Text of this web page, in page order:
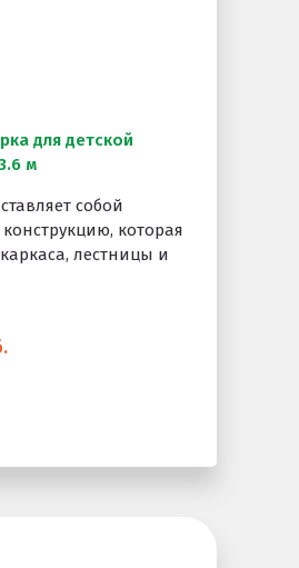
для детской
м
собой
которая
лестницы и